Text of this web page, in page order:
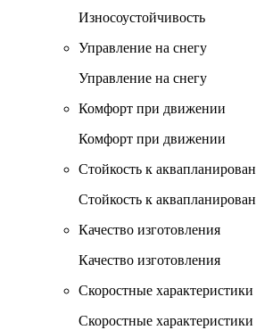
Износоустойчивость
Управление на снегу
Управление на снегу
Комфорт при движении
Комфорт при движении
Стойкость к
Стойкость к
Качество изготовления
Качество изготовления
Скоростные характеристики
Скоростные характеристики